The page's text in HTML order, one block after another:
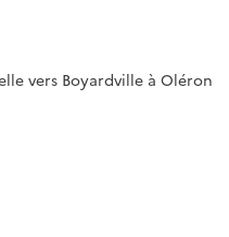
vers Boyardville à Oléron